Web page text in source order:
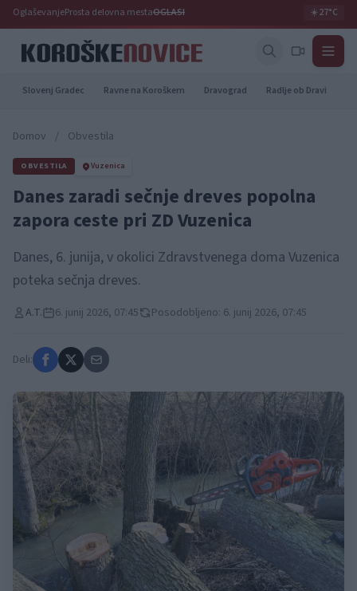
OglaševanjeProsta delovna mestaOGLASI ☀️27°C
Slovenj Gradec Ravne na Koroškem Dravograd Radlje ob Dravi
Domov / Obvestila
OBVESTILA Vuzenica
Danes zaradi sečnje dreves popolna
zapora ceste pri ZD Vuzenica
Danes, 6. junija, v okolici Zdravstvenega doma Vuzenica
poteka sečnja dreves.
A.T. 6. junij 2026, 07:45 Posodobljeno: 6. junij 2026, 07:45
Deli: